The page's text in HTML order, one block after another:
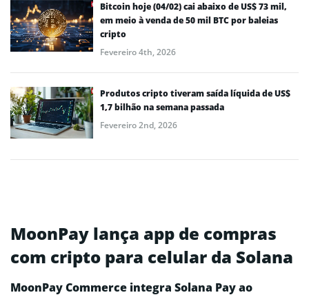
Bitcoin hoje (04/02) cai abaixo de US$ 73 mil,
em meio à venda de 50 mil BTC por baleias
cripto
Fevereiro 4th, 2026
Produtos cripto tiveram saída líquida de US$
1,7 bilhão na semana passada
Fevereiro 2nd, 2026
MoonPay lança app de compras
com cripto para celular da Solana
MoonPay Commerce integra Solana Pay ao